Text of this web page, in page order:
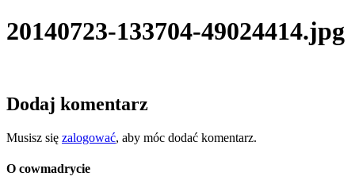
20140723-133704-49024414.jpg
Dodaj komentarz
Musisz się zalogować, aby móc dodać komentarz.
O cowmadrycie